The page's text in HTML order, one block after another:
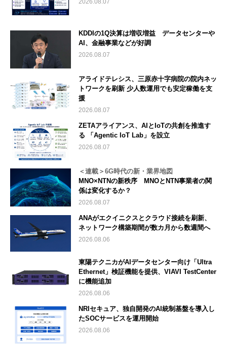
2026.08.07
KDDIの1Q決算は増収増益 データセンターや
AI、金融事業などが好調
2026.08.07
アライドテレシス、三原赤十字病院の院内ネッ
トワークを刷新 少人数運用でも安定稼働を支
援
2026.08.07
ZETAアライアンス、AIとIoTの共創を推進す
る 「Agentic IoT Lab」を設立
2026.08.07
＜連載＞6G時代の新・業界地図
MNO×NTNの新秩序 MNOとNTN事業者の関
係は変化するか？
2026.08.07
ANAがエクイニクスとクラウド接続を刷新、
ネットワーク構築期間が数カ月から数週間へ
2026.08.06
東陽テクニカがAIデータセンター向け「Ultra
Ethernet」検証機能を提供、VIAVI TestCenter
に機能追加
2026.08.06
NRIセキュア、独自開発のAI統制基盤を導入し
たSOCサービスを運用開始
2026.08.06